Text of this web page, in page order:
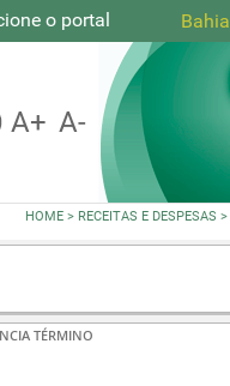
o portal Bahia
A+ A-
HOME > RECEITAS E DESPESAS >